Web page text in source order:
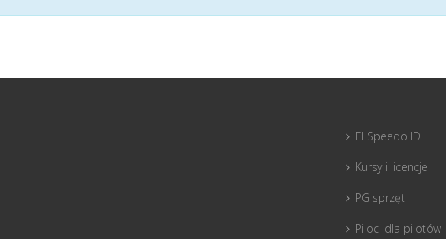
El Speedo ID
Kursy i licencje
PG sprzęt
Piloci dla pilotów